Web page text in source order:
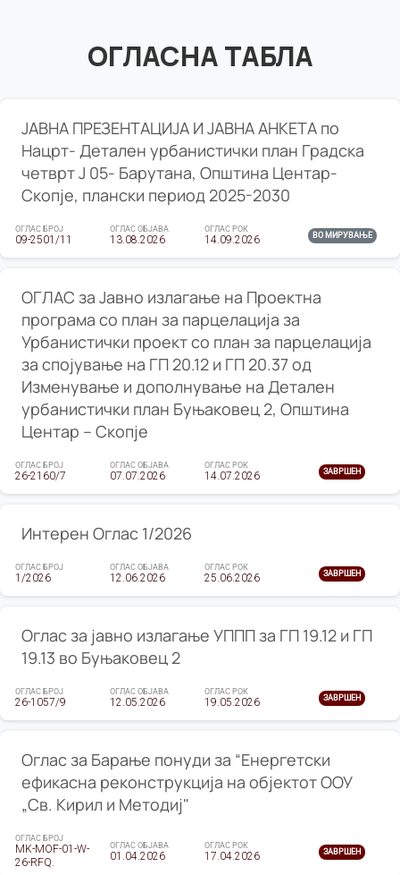
ОГЛАСНА ТАБЛА
ЈАВНА ПРЕЗЕНТАЦИЈА И ЈАВНА АНКЕТА по
Нацрт- Детален урбанистички план Градска
четврт Ј 05- Барутана, Општина Центар-
Скопје, плански период 2025-2030
ОГЛАС БРОЈ
09-2501/11
ОГЛАС ОБЈАВА
13.08.2026
ОГЛАС РОК
14.09.2026 ВО МИРУВАЊЕ
ОГЛАС за Јавно излагање на Проектна
програма со план за парцелација за
Урбанистички проект со план за парцелација
за спојување на ГП 20.12 и ГП 20.37 од
Изменување и дополнување на Детален
урбанистички план Буњаковец 2, Општина
Центар – Скопје
ОГЛАС БРОЈ
26-2160/7
ОГЛАС ОБЈАВА
07.07.2026
ОГЛАС РОК
14.07.2026 ЗАВРШЕН
Интерен Оглас 1/2026
ОГЛАС БРОЈ
1/2026
ОГЛАС ОБЈАВА
12.06.2026
ОГЛАС РОК
25.06.2026 ЗАВРШЕН
Оглас за јавно излагање УППП за ГП 19.12 и ГП
19.13 во Буњаковец 2
ОГЛАС БРОЈ
26-1057/9
ОГЛАС ОБЈАВА
12.05.2026
ОГЛАС РОК
19.05.2026 ЗАВРШЕН
Оглас за Барање понуди за “Енергетски
ефикасна реконструкција на објектот ООУ
„Св. Кирил и Методиј"
ОГЛАС БРОЈ
MK-MOF-01-W-
26-RFQ.
ОГЛАС ОБЈАВА
01.04.2026
ОГЛАС РОК
17.04.2026 ЗАВРШЕН